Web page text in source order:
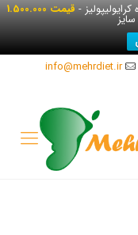
- قیمت 1.500.000
info@mehrdiet.ir